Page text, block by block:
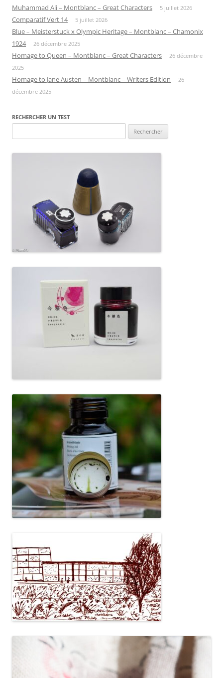
Muhammad Ali – Montblanc – Great Characters 5 juillet 2026
Comparatif Vert 14 5 juillet 2026
Blue – Meisterstuck x Olympic Heritage – Montblanc – Chamonix
1924
26 décembre 2025
Homage to Queen – Montblanc – Great Characters
26 décembre
2025
Homage to Jane Austen – Montblanc – Writers Edition
26
décembre 2025
RECHERCHER UN TEST